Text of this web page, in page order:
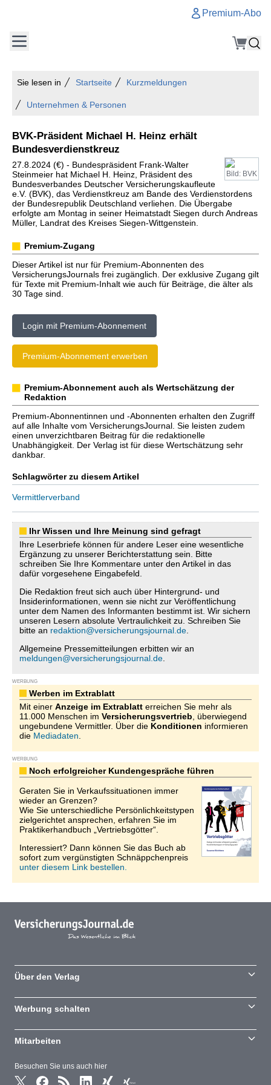
Premium-Abo
Sie lesen in Startseite Kurzmeldungen
Unternehmen & Personen
BVK-Präsident Michael H. Heinz erhält
Bundesverdienstkreuz
Bild: BVK
27.8.2024 (€) - Bundespräsident Frank-Walter
Steinmeier hat Michael H. Heinz, Präsident des
Bundesverbandes Deutscher Versicherungskaufleute
e.V. (BVK), das Verdienstkreuz am Bande des Verdienstordens
der Bundesrepublik Deutschland verliehen. Die Übergabe
erfolgte am Montag in seiner Heimatstadt Siegen durch Andreas
Müller, Landrat des Kreises Siegen-Wittgenstein.
Premium-Zugang
Dieser Artikel ist nur für Premium-Abonnenten des
VersicherungsJournals frei zugänglich. Der exklusive Zugang gilt
für Texte mit Premium-Inhalt wie auch für Beiträge, die älter als
30 Tage sind.
Login mit Premium-Abonnement
Premium-Abonnement erwerben
Premium-Abonnement auch als Wertschätzung der
Redaktion
Premium-Abonnentinnen und -Abonnenten erhalten den Zugriff
auf alle Inhalte vom VersicherungsJournal. Sie leisten zudem
einen unverzichtbaren Beitrag für die redaktionelle
Unabhängigkeit. Der Verlag ist für diese Wertschätzung sehr
dankbar.
Schlagwörter zu diesem Artikel
Vermittlerverband
Ihr Wissen und Ihre Meinung sind gefragt
Ihre Leserbriefe können für andere Leser eine wesentliche
Ergänzung zu unserer Berichterstattung sein. Bitte
schreiben Sie Ihre Kommentare unter den Artikel in das
dafür vorgesehene Eingabefeld.
Die Redaktion freut sich auch über Hintergrund- und
Insiderinformationen, wenn sie nicht zur Veröffentlichung
unter dem Namen des Informanten bestimmt ist. Wir sichern
unseren Lesern absolute Vertraulichkeit zu. Schreiben Sie
bitte an redaktion@versicherungsjournal.de
Allgemeine Pressemitteilungen erbitten wir an
meldungen@versicherungsjournal.de
WERBUNG
Werben im Extrablatt
Mit einer Anzeige im Extrablatt erreichen Sie mehr als
11.000 Menschen im Versicherungsvertrieb , überwiegend
ungebundene Vermittler. Über die Konditionen informieren
die Mediadaten
WERBUNG
Noch erfolgreicher Kundengespräche führen
Geraten Sie in Verkaufssituationen immer
wieder an Grenzen?
Wie Sie unterschiedliche Persönlichkeitstypen
zielgerichtet ansprechen, erfahren Sie im
Praktikerhandbuch „Vertriebsgötter“.
Interessiert? Dann können Sie das Buch ab
sofort zum vergünstigten Schnäppchenpreis
unter diesem Link bestellen.
Besuchen Sie uns auch hier
Über den Verlag
Werbung schalten
Mitarbeiten